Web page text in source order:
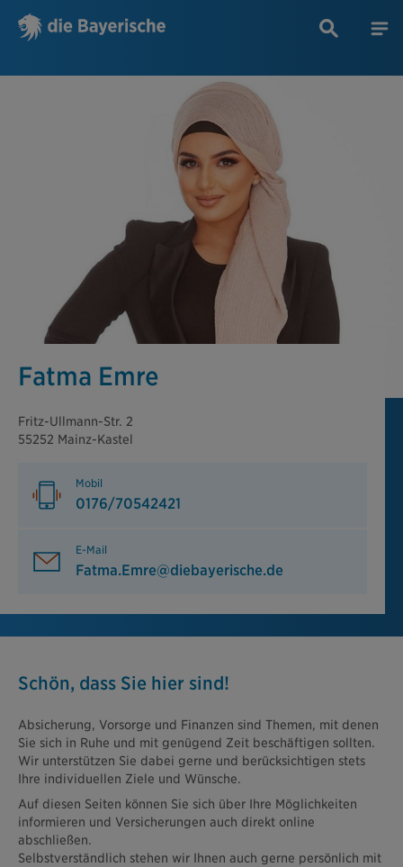
Fatma Emre
Fritz-Ullmann-Str. 2
55252 Mainz-Kastel
Mobil
0176/70542421
E-Mail
Fatma.Emre@diebayerische.de
Schön, dass Sie hier sind!
Absicherung, Vorsorge und Finanzen sind Themen, mit denen
Sie sich in Ruhe und mit genügend Zeit beschäftigen sollten.
Wir unterstützen Sie dabei gerne und berücksichtigen stets
Ihre individuellen Ziele und Wünsche.
Auf diesen Seiten können Sie sich über Ihre Möglichkeiten
informieren und Versicherungen auch direkt online
abschließen.
Selbstverständlich stehen wir Ihnen auch gerne persönlich mit